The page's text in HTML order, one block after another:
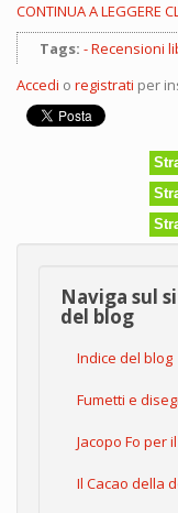
CONTINUA A LEGGERE
Tags:
Recensioni
Accedi o registrati per
Naviga sul
del blog
Indice del blog
Fumetti e
Jacopo Fo per
Il Cacao della